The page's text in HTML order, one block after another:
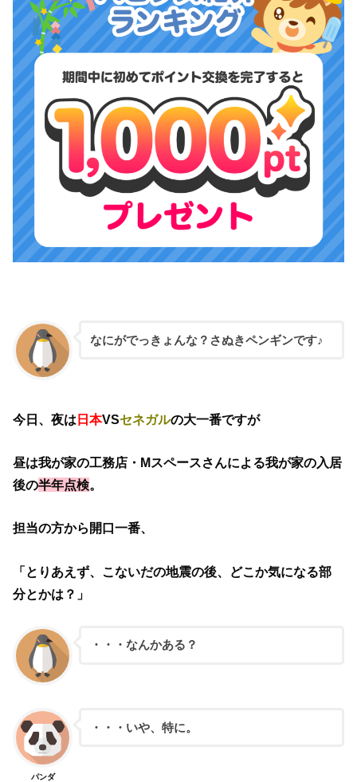
なにがでっきょんな？さぬきペンギンです♪
今日、夜は 日本VSセネガルの大一番ですが
昼は我が家の工務店・Mスペースさんによる我が家の入居
後の半年点検。
担当の方から開口一番、
「とりあえず、こないだの地震の後、どこか気になる部
分とかは？」
・・・なんかある？
パンダ
・・・いや、特に。